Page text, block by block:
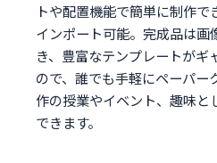
トや配置機能で簡単に制作
インポート可能。完成品は画
き、豊富なテンプレートがギ
ので、誰でも手軽にペーパー
作の授業やイベント、趣味と
できます。